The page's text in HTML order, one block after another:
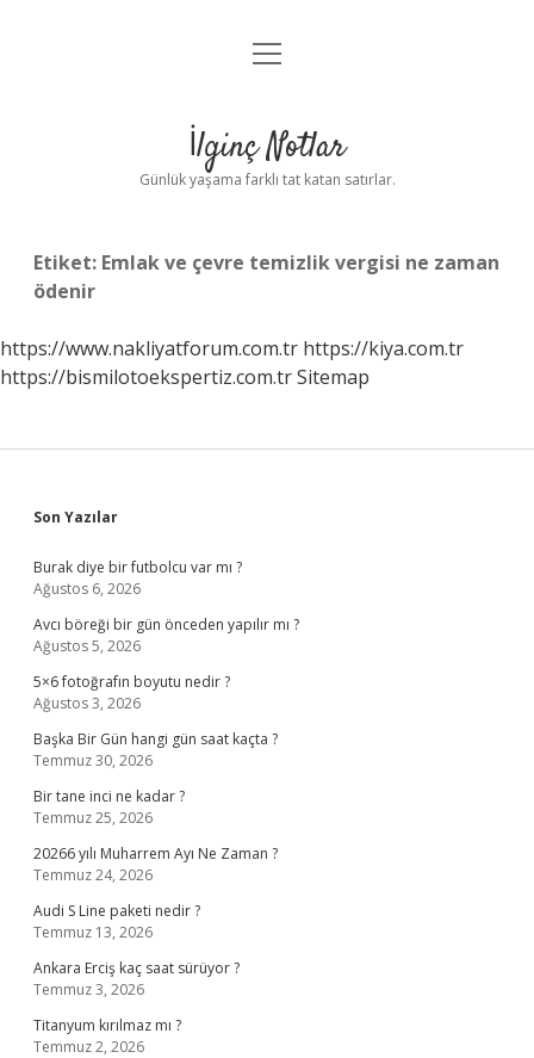
Anasayfa
Yasal Uyarı
menüyü
İlginç Notlar
Günlük yaşama farklı tat katan satırlar.
Etiket: Emlak ve çevre temizlik vergisi ne zaman
ödenir
https://www.nakliyatforum.com.tr https://kiya.com.tr
https://bismilotoekspertiz.com.trSitemap
Sidebar
Son Yazılar
Burak diye bir futbolcu var mı ?
Ağustos 6, 2026
Avcı böreği bir gün önceden yapılır mı ?
Ağustos 5, 2026
5×6 fotoğrafın boyutu nedir ?
Ağustos 3, 2026
Başka Bir Gün hangi gün saat kaçta ?
Temmuz 30, 2026
Bir tane inci ne kadar ?
Temmuz 25, 2026
20266 yılı Muharrem Ayı Ne Zaman ?
Temmuz 24, 2026
Audi S Line paketi nedir ?
Temmuz 13, 2026
Ankara Erciş kaç saat sürüyor ?
Temmuz 3, 2026
Titanyum kırılmaz mı ?
Temmuz 2, 2026